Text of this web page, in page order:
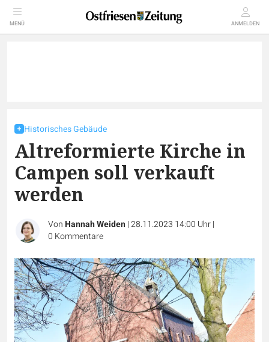
MENÜ ANMELDEN
Historisches Gebäude
Altreformierte Kirche in
Campen soll verkauft
werden
VonHannah Weiden|28.11.2023 14:00 Uhr|
0 Kommentare